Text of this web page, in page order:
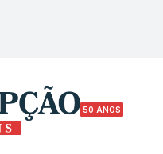
50 ANOS